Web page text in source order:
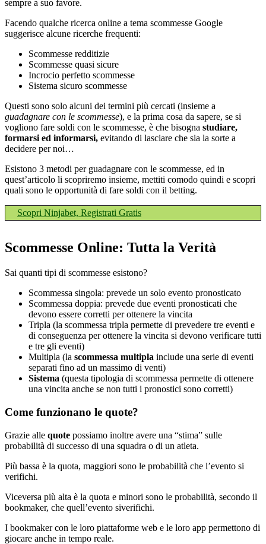
sempre a suo favore.
Facendo qualche ricerca online a tema scommesse Google
suggerisce alcune ricerche frequenti:
Scommesse redditizie
Scommesse quasi sicure
Incrocio perfetto scommesse
Sistema sicuro scommesse
Questi sono solo alcuni dei termini più cercati (insieme a
guadagnare con le scommesse), e la prima cosa da sapere, se si
vogliono fare soldi con le scommesse, è che bisogna studiare,
formarsi ed informarsi, evitando di lasciare che sia la sorte a
decidere per noi…
Esistono 3 metodi per guadagnare con le scommesse, ed in
quest’articolo li scopriremo insieme, mettiti comodo quindi e scopri
quali sono le opportunità di fare soldi con il betting.
Scopri Ninjabet, Registrati Gratis
Scommesse Online: Tutta la Verità
Sai quanti tipi di scommesse esistono?
Scommessa singola: prevede un solo evento pronosticato
Scommessa doppia: prevede due eventi pronosticati che
devono essere corretti per ottenere la vincita
Tripla (la scommessa tripla permette di prevedere tre eventi e
di conseguenza per ottenere la vincita si devono verificare tutti
e tre gli eventi)
Multipla (la scommessa multipla include una serie di eventi
separati fino ad un massimo di venti)
Sistema (questa tipologia di scommessa permette di ottenere
una vincita anche se non tutti i pronostici sono corretti)
Come funzionano le quote?
Grazie alle quote possiamo inoltre avere una “stima” sulle
probabilità di successo di una squadra o di un atleta.
Più bassa è la quota, maggiori sono le probabilità che l’evento si
verifichi.
Viceversa più alta è la quota e minori sono le probabilità, secondo il
bookmaker, che quell’evento siverifichi.
I bookmaker con le loro piattaforme web e le loro app permettono di
giocare anche in tempo reale.